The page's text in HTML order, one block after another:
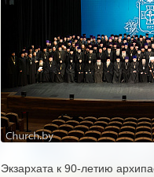
Экзархата к 90-летию